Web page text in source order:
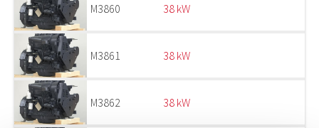
M3860 38 kW
M3861 38 kW
M3862 38 kW